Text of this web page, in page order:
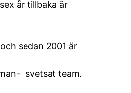
år tillbaka är
sedan 2001 är
svetsat team.